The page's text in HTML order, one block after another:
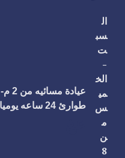
ال
سب
ت
-
الخ
مي
س
م
ن
8
عيادة مسائيه من 2 م- 8م
طوارئ 24 ساعه يوميا علي مدار الاسبوع